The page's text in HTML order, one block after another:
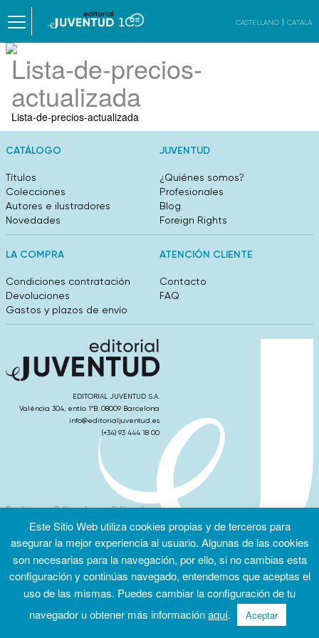
CASTELLANO CATALÀ
Lista-de-precios-
actualizada
Lista-de-precios-actualizada
CATÁLOGO
Títulos
Colecciones
Autores e ilustradores
Novedades
JUVENTUD
¿Quiénes somos?
Profesionales
Blog
Foreign Rights
LA COMPRA
Condiciones contratación
Devoluciones
Gastos y plazos de envío
ATENCIÓN CLIENTE
Contacto
FAQ
EDITORIAL JUVENTUD S.A.
València 304, entlo 1ºB. 08009 Barcelona
info@editorialjuventud.es
(+34) 93 444 18 00
Condiciones
Política de
Política de
Este Sitio Web utiliza cookies propias y de terceros para
asegurar la mejor experiencia al usuario. Algunas de las cookies
son necesarias para la navegación, por ello, si no cambias esta
configuración y continúas navegado, entendemos que aceptas el
uso de las mismas. Puedes cambiar la configuración de tu
navegador u obtener más informaciónaquí. Aceptar